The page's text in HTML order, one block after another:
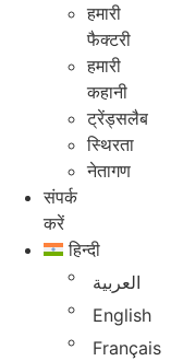
हमारी
फैक्टरी
हमारी
कहानी
ट्रेंड्सलैब
स्थिरता
नेतागण
संपर्क
करें
हिन्दी
العربية
English
Français